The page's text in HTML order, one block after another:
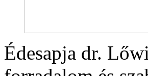
Édesapja dr.